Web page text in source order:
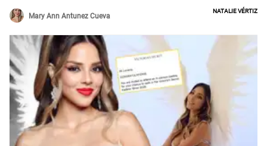
escenario, tuvo una breve entrevista con el jurado y otra frente a
cámaras.
Mary Ann Antunez Cueva
Natalie Vértiz